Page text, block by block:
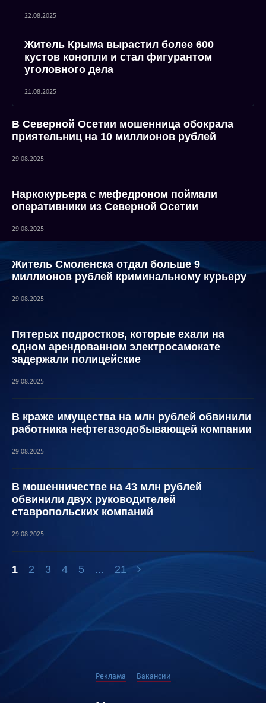
22.08.2025
Житель Крыма вырастил более 600
кустов конопли и стал фигурантом
уголовного дела
21.08.2025
В Северной Осетии мошенница обокрала
приятельниц на 10 миллионов рублей
29.08.2025
Наркокурьера с мефедроном поймали
оперативники из Северной Осетии
29.08.2025
Житель Смоленска отдал больше 9
миллионов рублей криминальному курьеру
29.08.2025
Пятерых подростков, которые ехали на
одном арендованном электросамокате
задержали полицейские
29.08.2025
В краже имущества на млн рублей обвинили
работника нефтегазодобывающей компании
29.08.2025
В мошенничестве на 43 млн рублей
обвинили двух руководителей
ставропольских компаний
29.08.2025
1 2 3 4 5 ... 21
Реклама Вакансии